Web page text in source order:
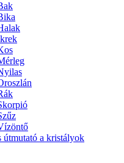
útmutató a kristályok